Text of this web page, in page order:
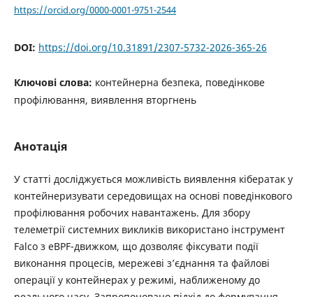
https://orcid.org/0000-0001-9751-2544
DOI: https://doi.org/10.31891/2307-5732-2026-365-26
Ключові слова: контейнерна безпека, поведінкове
профілювання, виявлення вторгнень
Анотація
У статті досліджується можливість виявлення кібератак у
контейнеризувати середовищах на основі поведінкового
профілювання робочих навантажень. Для збору
телеметрії системних викликів використано інструмент
Falco з eBPF-движком, що дозволяє фіксувати події
виконання процесів, мережеві з’єднання та файлові
операції у контейнерах у режимі, наближеному до